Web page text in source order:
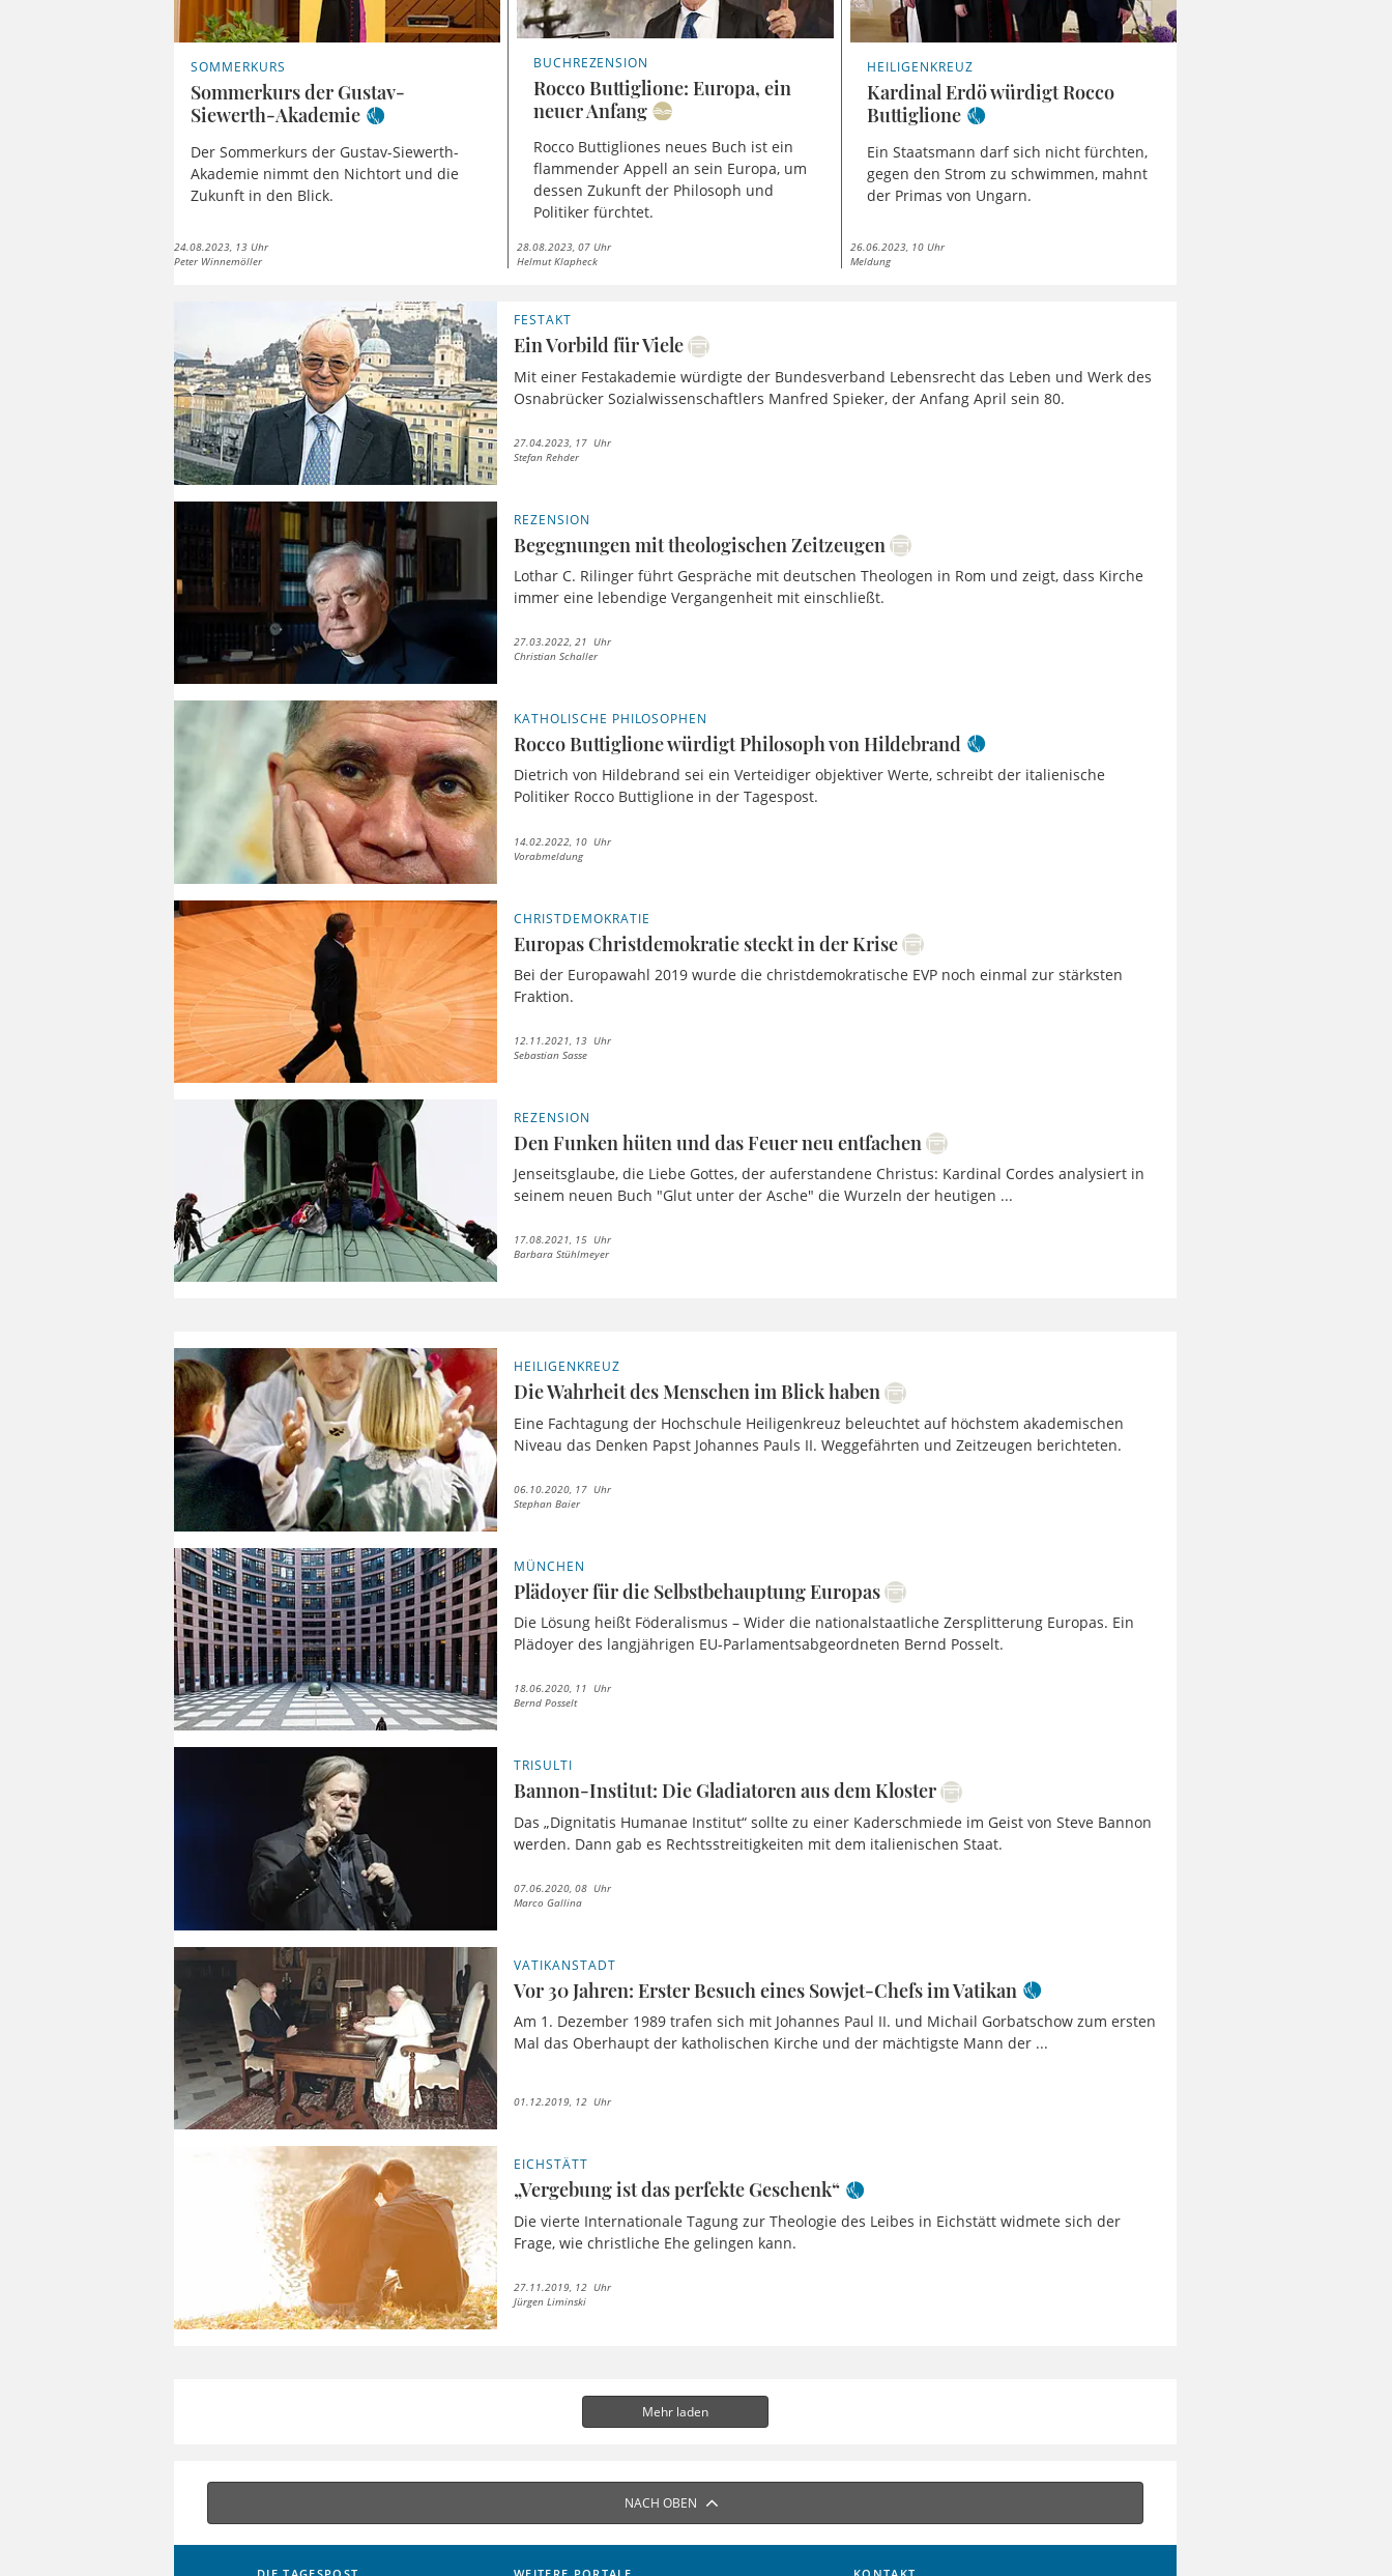
SOMMERKURS
Sommerkurs der Gustav-
Siewerth-Akademie
Der Sommerkurs der Gustav-Siewerth-
Akademie nimmt den Nichtort und die
Zukunft in den Blick.
24.08.2023, 13 Uhr
Peter Winnemöller
BUCHREZENSION
Rocco Buttiglione: Europa, ein
neuer Anfang
Rocco Buttigliones neues Buch ist ein
flammender Appell an sein Europa, um
dessen Zukunft der Philosoph und
Politiker fürchtet.
28.08.2023, 07 Uhr
Helmut Klapheck
HEILIGENKREUZ
Kardinal Erdö würdigt Rocco
Buttiglione
Ein Staatsmann darf sich nicht fürchten,
gegen den Strom zu schwimmen, mahnt
der Primas von Ungarn.
26.06.2023, 10 Uhr
Meldung
FESTAKT
Ein Vorbild für Viele
Mit einer Festakademie würdigte der Bundesverband Lebensrecht das Leben und Werk des
Osnabrücker Sozialwissenschaftlers Manfred Spieker, der Anfang April sein 80.
27.04.2023, 17 Uhr
Stefan Rehder
REZENSION
Begegnungen mit theologischen Zeitzeugen
Lothar C. Rilinger führt Gespräche mit deutschen Theologen in Rom und zeigt, dass Kirche
immer eine lebendige Vergangenheit mit einschließt.
27.03.2022, 21 Uhr
Christian Schaller
KATHOLISCHE PHILOSOPHEN
Rocco Buttiglione würdigt Philosoph von Hildebrand
Dietrich von Hildebrand sei ein Verteidiger objektiver Werte, schreibt der italienische
Politiker Rocco Buttiglione in der Tagespost.
14.02.2022, 10 Uhr
Vorabmeldung
CHRISTDEMOKRATIE
Europas Christdemokratie steckt in der Krise
Bei der Europawahl 2019 wurde die christdemokratische EVP noch einmal zur stärksten
Fraktion.
12.11.2021, 13 Uhr
Sebastian Sasse
REZENSION
Den Funken hüten und das Feuer neu entfachen
Jenseitsglaube, die Liebe Gottes, der auferstandene Christus: Kardinal Cordes analysiert in
seinem neuen Buch "Glut unter der Asche" die Wurzeln der heutigen ...
17.08.2021, 15 Uhr
Barbara Stühlmeyer
HEILIGENKREUZ
Die Wahrheit des Menschen im Blick haben
Eine Fachtagung der Hochschule Heiligenkreuz beleuchtet auf höchstem akademischen
Niveau das Denken Papst Johannes Pauls II. Weggefährten und Zeitzeugen berichteten.
06.10.2020, 17 Uhr
Stephan Baier
MÜNCHEN
Plädoyer für die Selbstbehauptung Europas
Die Lösung heißt Föderalismus – Wider die nationalstaatliche Zersplitterung Europas. Ein
Plädoyer des langjährigen EU-Parlamentsabgeordneten Bernd Posselt.
18.06.2020, 11 Uhr
Bernd Posselt
TRISULTI
Bannon-Institut: Die Gladiatoren aus dem Kloster
Das „Dignitatis Humanae Institut“ sollte zu einer Kaderschmiede im Geist von Steve Bannon
werden. Dann gab es Rechtsstreitigkeiten mit dem italienischen Staat.
07.06.2020, 08 Uhr
Marco Gallina
VATIKANSTADT
Vor 30 Jahren: Erster Besuch eines Sowjet-Chefs im Vatikan
Am 1. Dezember 1989 trafen sich mit Johannes Paul II. und Michail Gorbatschow zum ersten
Mal das Oberhaupt der katholischen Kirche und der mächtigste Mann der ...
01.12.2019, 12 Uhr
EICHSTÄTT
„Vergebung ist das perfekte Geschenk“
Die vierte Internationale Tagung zur Theologie des Leibes in Eichstätt widmete sich der
Frage, wie christliche Ehe gelingen kann.
27.11.2019, 12 Uhr
Jürgen Liminski
Mehr laden
NACH OBEN